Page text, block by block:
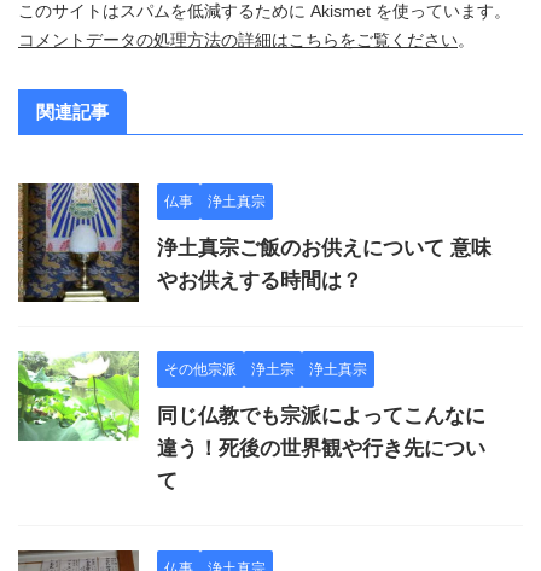
このサイトはスパムを低減するために Akismet を使っています。
コメントデータの処理方法の詳細はこちらをご覧ください。
関連記事
仏事 浄土真宗
浄土真宗ご飯のお供えについて 意味
やお供えする時間は？
その他宗派 浄土宗 浄土真宗
同じ仏教でも宗派によってこんなに
違う！死後の世界観や行き先につい
て